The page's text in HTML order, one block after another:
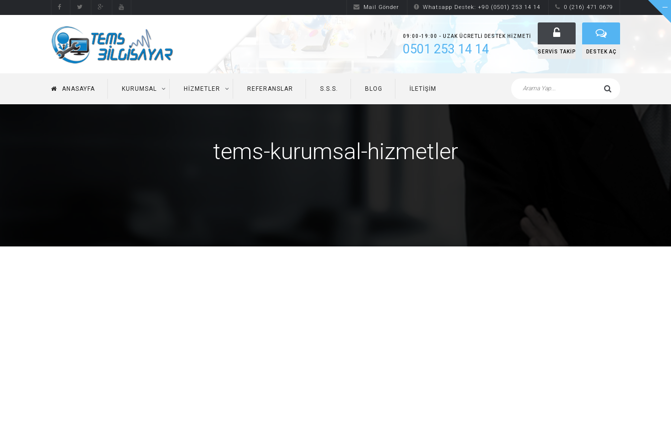
Mail Gönder Whatsapp Destek: +90 (0501) 253 14 14 0 (216) 471 0679
09:00-19:00 - UZAK ÜCRETLI DESTEK HIZMETI
0501 253 14 14 SERVIS TAKIP DESTEK AÇ
ANASAYFA KURUMSAL HIZMETLER REFERANSLAR S.S.S. BLOG İLETIŞIM
tems-kurumsal-hizmetler